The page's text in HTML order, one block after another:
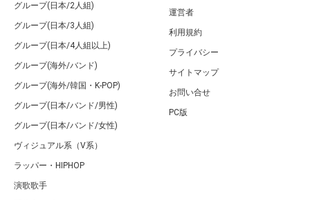
グループ(日本/2人組)
グループ(日本/3人組)
グループ(日本/4人組以上)
グループ(海外/バンド)
グループ(海外/韓国・K-POP)
グループ(日本/バンド/男性)
グループ(日本/バンド/女性)
ヴィジュアル系（V系）
ラッパー・HIPHOP
演歌歌手
運営者
利用規約
プライバシー
サイトマップ
お問い合せ
PC版